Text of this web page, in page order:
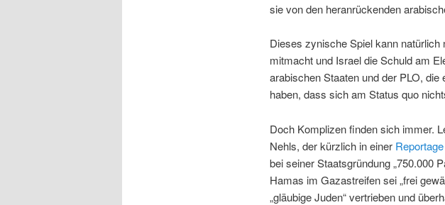
sie von den heranrückenden
Dieses zynische Spiel kann
mitmacht und Israel die Schuld am
arabischen Staaten und der PLO,
haben, dass sich am Status quo
Doch Komplizen finden sich immer.
Nehls, der kürzlich in einer Reportage
bei seiner Staatsgründung „750.000
Hamas im Gazastreifen sei „frei
„gläubige Juden“ vertrieben und